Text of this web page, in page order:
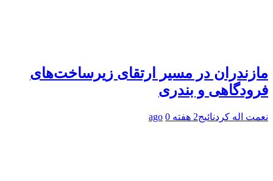
مازندران در مسیر ارتقای زیرساخت‌های
فرودگاهی و بندری
نعمت اله کردنائیج2 هفته ago 0